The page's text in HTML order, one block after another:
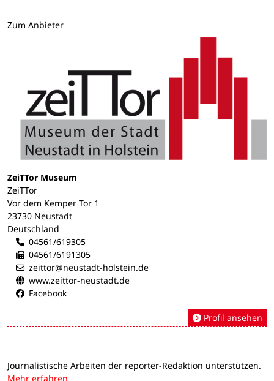
Zum Anbieter
ZeiTTor Museum
ZeiTTor
Vor dem Kemper Tor 1
23730 Neustadt
Deutschland
04561/619305
04561/6191305
zeittor@neustadt-holstein.de
www.zeittor-neustadt.de
Facebook
Profil ansehen
Journalistische Arbeiten der reporter-Redaktion unterstützen.
Mehr erfahren